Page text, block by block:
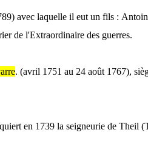
avec laquelle il eut un fils :
de l'Extraordinaire des guerres.
. (avril 1751 au 24 août 1767),
en 1739 la seigneurie de Theil